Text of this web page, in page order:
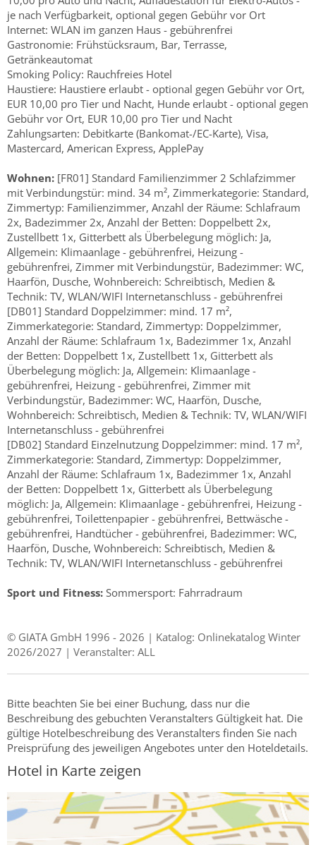
je nach Verfügbarkeit, optional gegen Gebühr vor Ort
Internet: WLAN im ganzen Haus - gebührenfrei
Gastronomie: Frühstücksraum, Bar, Terrasse,
Getränkeautomat
Smoking Policy: Rauchfreies Hotel
Haustiere: Haustiere erlaubt - optional gegen Gebühr vor Ort,
EUR 10,00 pro Tier und Nacht, Hunde erlaubt - optional gegen
Gebühr vor Ort, EUR 10,00 pro Tier und Nacht
Zahlungsarten: Debitkarte (Bankomat-/EC-Karte), Visa,
Mastercard, American Express, ApplePay
Wohnen: [FR01] Standard Familienzimmer 2 Schlafzimmer
mit Verbindungstür: mind. 34 m², Zimmerkategorie: Standard,
Zimmertyp: Familienzimmer, Anzahl der Räume: Schlafraum
2x, Badezimmer 2x, Anzahl der Betten: Doppelbett 2x,
Zustellbett 1x, Gitterbett als Überbelegung möglich: Ja,
Allgemein: Klimaanlage - gebührenfrei, Heizung -
gebührenfrei, Zimmer mit Verbindungstür, Badezimmer: WC,
Haarfön, Dusche, Wohnbereich: Schreibtisch, Medien &
Technik: TV, WLAN/WIFI Internetanschluss - gebührenfrei
[DB01] Standard Doppelzimmer: mind. 17 m²,
Zimmerkategorie: Standard, Zimmertyp: Doppelzimmer,
Anzahl der Räume: Schlafraum 1x, Badezimmer 1x, Anzahl
der Betten: Doppelbett 1x, Zustellbett 1x, Gitterbett als
Überbelegung möglich: Ja, Allgemein: Klimaanlage -
gebührenfrei, Heizung - gebührenfrei, Zimmer mit
Verbindungstür, Badezimmer: WC, Haarfön, Dusche,
Wohnbereich: Schreibtisch, Medien & Technik: TV, WLAN/WIFI
Internetanschluss - gebührenfrei
[DB02] Standard Einzelnutzung Doppelzimmer: mind. 17 m²,
Zimmerkategorie: Standard, Zimmertyp: Doppelzimmer,
Anzahl der Räume: Schlafraum 1x, Badezimmer 1x, Anzahl
der Betten: Doppelbett 1x, Gitterbett als Überbelegung
möglich: Ja, Allgemein: Klimaanlage - gebührenfrei, Heizung -
gebührenfrei, Toilettenpapier - gebührenfrei, Bettwäsche -
gebührenfrei, Handtücher - gebührenfrei, Badezimmer: WC,
Haarfön, Dusche, Wohnbereich: Schreibtisch, Medien &
Technik: TV, WLAN/WIFI Internetanschluss - gebührenfrei
Sport und Fitness: Sommersport: Fahrradraum
© GIATA GmbH 1996 - 2026 | Katalog: Onlinekatalog Winter
2026/2027 | Veranstalter: ALL
Bitte beachten Sie bei einer Buchung, dass nur die
Beschreibung des gebuchten Veranstalters Gültigkeit hat. Die
gültige Hotelbeschreibung des Veranstalters finden Sie nach
Preisprüfung des jeweiligen Angebotes unter den Hoteldetails.
Hotel in Karte zeigen